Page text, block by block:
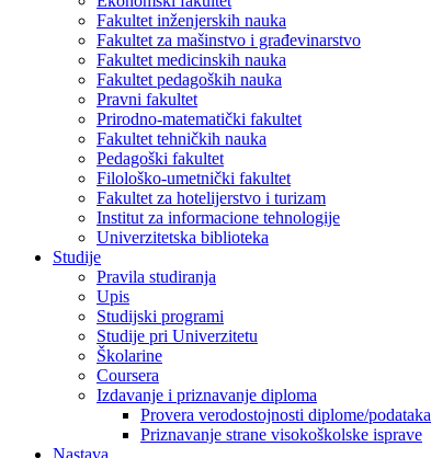
Fakultet inženjerskih nauka
Fakultet za mašinstvo i građevinarstvo
Fakultet medicinskih nauka
Fakultet pedagoških nauka
Pravni fakultet
Prirodno-matematički fakultet
Fakultet tehničkih nauka
Pedagoški fakultet
Filološko-umetnički fakultet
Fakultet za hotelijerstvo i turizam
Institut za informacione tehnologije
Univerzitetska biblioteka
Studije
Pravila studiranja
Upis
Studijski programi
Studije pri Univerzitetu
Školarine
Coursera
Izdavanje i priznavanje diploma
Provera verodostojnosti diplome/podataka
Priznavanje strane visokoškolske isprave
Nastava